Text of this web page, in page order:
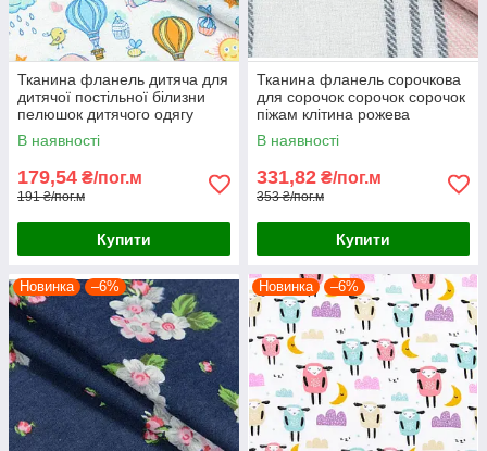
Тканина фланель дитяча для
дитячої постільної білизни
пелюшок дитячого одягу
слоники повітряні кулі
В наявності
179,54 ₴/пог.м
191 ₴/пог.м
Купити
Тканина фланель сорочкова
для сорочок сорочок сорочок
піжам клітина рожева
В наявності
331,82 ₴/пог.м
353 ₴/пог.м
Купити
Новинка –6% Новинка –6%